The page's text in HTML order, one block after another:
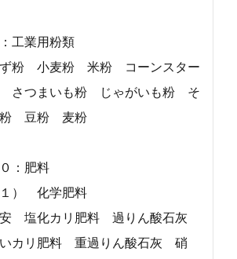
工業用粉類
ず粉 小麦粉 米粉 コーンスター
さつまいも粉 じゃがいも粉 そ
豆粉 麦粉
：肥料
１） 化学肥料
塩化カリ肥料 過りん酸石灰
カリ肥料 重過りん酸石灰 硝